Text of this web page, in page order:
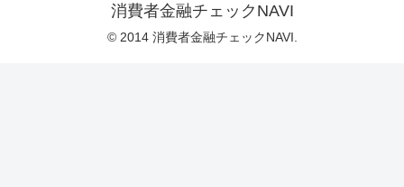
消費者金融チェックNAVI
© 2014 消費者金融チェックNAVI.